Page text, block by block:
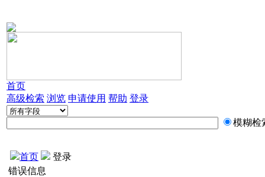
首页
高级检索 浏览 申请使用 帮助 登录
模糊检
首页
登录
错误信息